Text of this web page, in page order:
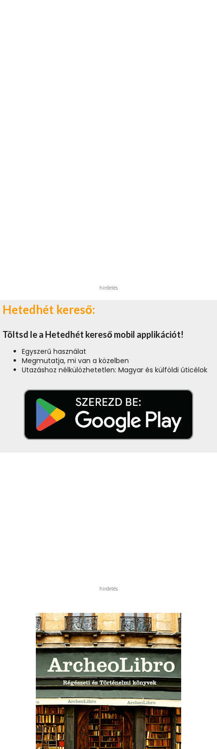
hirdetés
Hetedhét kereső:
Töltsd le a Hetedhét kereső mobil applikációt!
Egyszerű használat
Megmutatja, mi van a közelben
Utazáshoz nélkülözhetetlen: Magyar és külföldi úticélok
hirdetés